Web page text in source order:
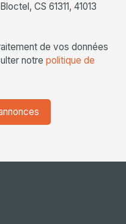
CS 61311, 41013
de vos données
notre politique de